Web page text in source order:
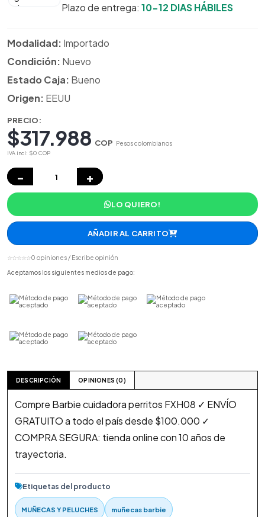
Plazo de entrega: 10-12 DIAS HÁBILES
Modalidad: Importado
Condición: Nuevo
Estado Caja: Bueno
Origen: EEUU
PRECIO:
$317.988 COP Pesos colombianos
IVA incl: $0 COP
− +
LO QUIERO!
AÑADIR AL CARRITO
☆☆☆☆☆0 opiniones / Escribe opinión
Aceptamos los siguientes medios de pago:
DESCRIPCIÓN OPINIONES (0)
Compre Barbie cuidadora perritos FXH08 ✓ ENVÍO
GRATUITO a todo el país desde $100.000 ✓
COMPRA SEGURA: tienda online con 10 años de
trayectoria.
Etiquetas del producto
MUÑECAS Y PELUCHES muñecas barbie